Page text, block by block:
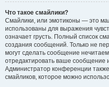
Что такое смайлики?
Смайлики, или эмотиконы — это
использованы для выражения
означает грусть. Полный список
создания сообщений. Только не
могут сделать сообщение
отредактировать ваше сообщение
Администратор конференции
смайликов, которое можно